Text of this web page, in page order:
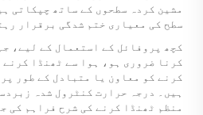
مشین کردہ سطحوں کے ساتھ چپکاتی
سطح کی معیاری ختم شدگی برقرار
کچھ پروفائل کے استعمال کے لیے،
کرنا ضروری ہو، ہوا سے ٹھنڈا
کرنے کو معاون یا متبادل کے طور
ہیں۔ درجہ حرارت کنٹرول شدہ
منظم ٹھنڈا کرنے کی شرح فراہم کی